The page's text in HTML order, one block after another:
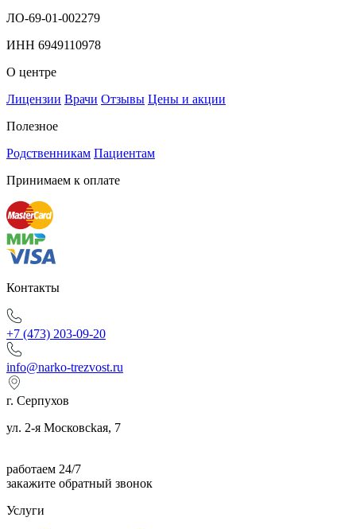
ЛО-69-01-002279
ИНН 6949110978
О центре
Лицензии Врачи Отзывы Цены и акции
Полезное
Родственникам Пациентам
Принимаем к оплате
Контакты
+7 (473) 203-09-20
info@narko-trezvost.ru
г. Серпухов
ул. 2-я Московсkaя, 7
работаем 24/7
закажите обратный звонок
Услуги